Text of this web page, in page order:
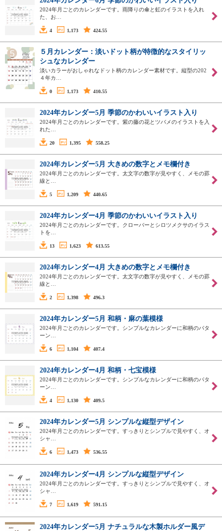
2024年月ごとのカレンダーです。雨降りの傘と虹のイラストを入れ
た、お…
4 1,173 424.55
５月カレンダー：淡いドット柄が特徴的なスタイリッ
シュなカレンダー
淡いカラーがおしゃれなドット柄のカレンダー素材です。縦型の202
４年カ…
0 1,173 410.55
2024年カレンダー5月 季節のかわいいイラスト入り
2024年月ごとのカレンダーです。紫の藤の花とツバメのイラストを入
れた…
20 1,395 558.25
2024年カレンダー5月 大きめの数字とメモ欄付き
2024年月ごとのカレンダーです。太文字の数字が見やすく、メモの罫
線と…
5 1,209 440.65
2024年カレンダー4月 季節のかわいいイラスト入り
2024年月ごとのカレンダーです。クローバーとシロツメクサのイラス
トを…
13 1,623 613.55
2024年カレンダー4月 大きめの数字とメモ欄付き
2024年月ごとのカレンダーです。太文字の数字が見やすく、メモの罫
線と…
2 1,398 496.3
2024年カレンダー5月 和柄・麻の葉模様
2024年月ごとのカレンダーです。シンプルなカレンダーに和柄のパタ
ーン…
6 1,104 407.4
2024年カレンダー4月 和柄・七宝模様
2024年月ごとのカレンダーです。シンプルなカレンダーに和柄のパタ
ーン…
4 1,130 409.5
2024年カレンダー5月 シンプルな縦型デザイン
2024年月ごとのカレンダーです。すっきりとシンプルで見やすく、オ
シャ…
6 1,473 536.55
2024年カレンダー4月 シンプルな縦型デザイン
2024年月ごとのカレンダーです。すっきりとシンプルで見やすく、オ
シャ…
7 1,619 591.15
2024年カレンダー5月 ナチュラルな木製ホルダー風デ